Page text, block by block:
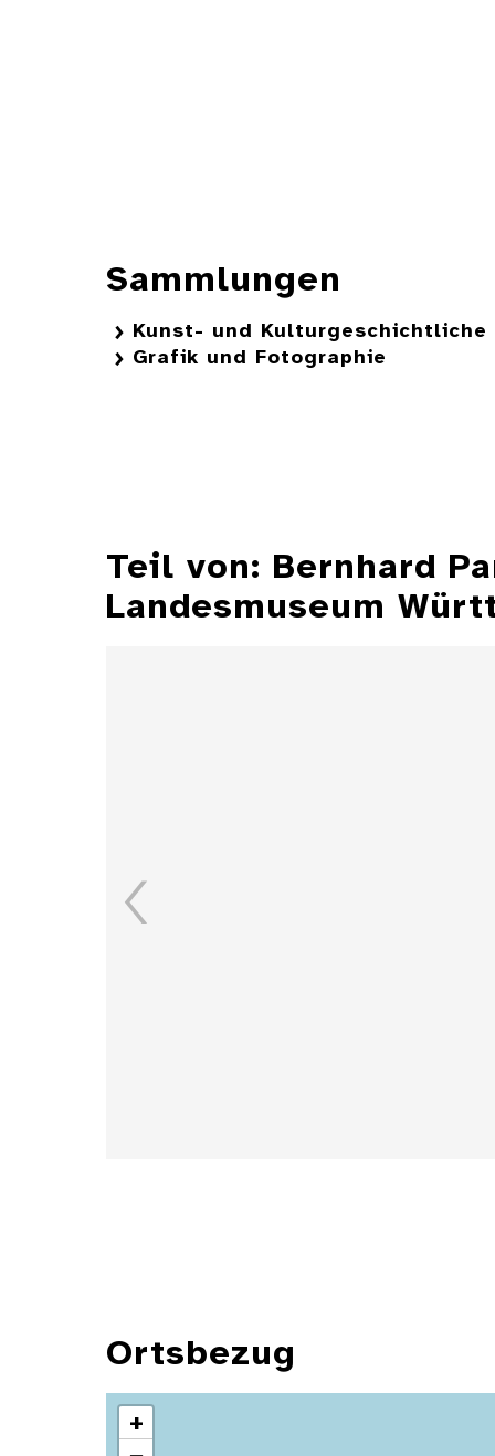
Sammlungen
Kunst- und Kulturgeschichtliche
Grafik und Fotographie
Teil von: Bernhard
Landesmuseum
Ortsbezug
+